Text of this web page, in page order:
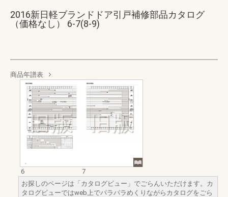
2016新日軽ブランドドア引戸補修部品カタログ
（価格なし） 6-7(8-9)
商品年譜表
6
7
お探しのページは「カタログビュー」でごらんいただけます。カ
タログビューではweb上でパラパラめくりながらカタログをごら